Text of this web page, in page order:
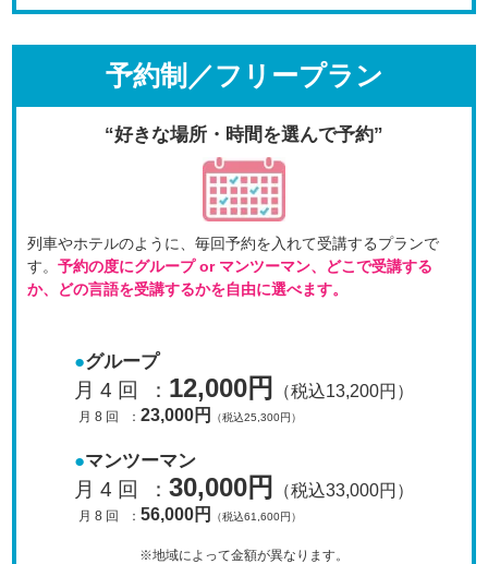
予約制／フリープラン
“好きな場所・時間を選んで予約”
列車やホテルのように、毎回予約を入れて受講するプランで
す。 予約の度にグループ or マンツーマン、
どこで受講する
か、どの言語を受講するかを自由に選べます。
グループ
月 4 回 ： 12,000円 （税込13,200円）
月 8 回 ：23,000円 （税込25,300円）
マンツーマン
月 4 回 ： 30,000円 （税込33,000円）
月 8 回 ：56,000円 （税込61,600円）
※地域によって金額が異なります。